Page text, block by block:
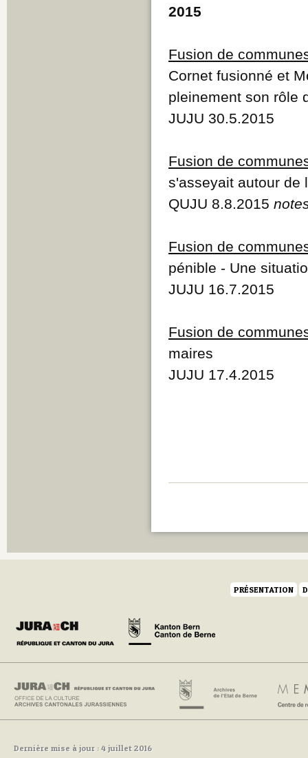
2015
Fusion de
Cornet fusionné et
pleinement son rôle
JUJU 30.5.2015
Fusion de
s'asseyait autour de
QUJU 8.8.2015
Fusion de
pénible - Une
JUJU 16.7.2015
Fusion de
maires
JUJU 17.4.2015
PRÉSENTATION
Dernière mise à jour : 4 juillet 2016